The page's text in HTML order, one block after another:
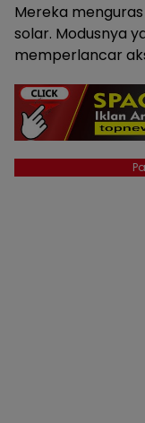
Mereka
solar. Modusnya
memperlancar